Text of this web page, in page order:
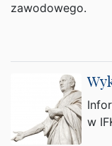
zawodowego.
w